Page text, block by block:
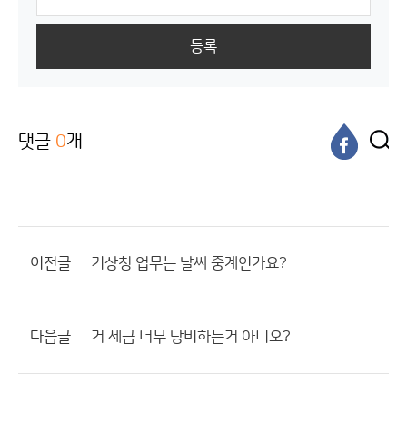
등록
댓글 0개
이전글 기상청 업무는 날씨 중계인가요?
다음글 거 세금 너무 낭비하는거 아니오?